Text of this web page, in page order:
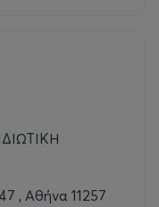
, Αθήνα 11257